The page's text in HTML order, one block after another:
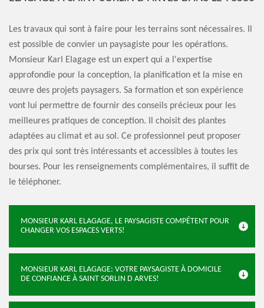
Les travaux qui sont à faire pour les terrains sont nécessaires. Il
est possible de convier un paysagiste pour les opérations.
Monsieur Karl Elagage est un expert qui a l'expertise
approfondie pour la conception, la planification et la mise en
œuvre des projets paysagers. Sa formation et son expérience
vont lui permettre de fournir des conseils précieux pour les
meilleures pratiques de conception. Il choisit des plantes
adaptées au climat et au sol. Ce professionnel peut proposer
des prix qui sont très intéressants et accessibles à toutes les
bourses. Pour les renseignements complémentaires, il suffit de
le téléphoner.
MONSIEUR KARL ELAGAGE, LE PAYSAGISTE COMPÉTENT POUR
CHANGER VOS ESPACES VERTS!
MONSIEUR KARL ELAGAGE: VOTRE PAYSAGISTE À DOMICILE
DE CONFIANCE À SAINT SORLIN D ARVES!